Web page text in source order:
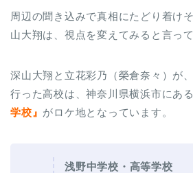
周辺の聞き込みで真相にたどり着け
山大翔は、視点を変えてみると言っ
深山大翔と立花彩乃（榮倉奈々）が
行った高校は、神奈川県横浜市にある
学校』 がロケ地となっています。
浅野中学校・高等学校